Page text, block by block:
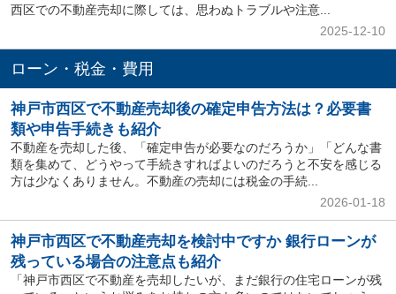
西区での不動産売却に際しては、思わぬトラブルや注意...
2025-12-10
ローン・税金・費用
神戸市西区で不動産売却後の確定申告方法は？必要書
類や申告手続きも紹介
不動産を売却した後、「確定申告が必要なのだろうか」「どんな書
類を集めて、どうやって手続きすればよいのだろうと不安を感じる
方は少なくありません。不動産の売却には税金の手続...
2026-01-18
神戸市西区で不動産売却を検討中ですか 銀行ローンが
残っている場合の注意点も紹介
「神戸市西区で不動産を売却したいが、まだ銀行の住宅ローンが残